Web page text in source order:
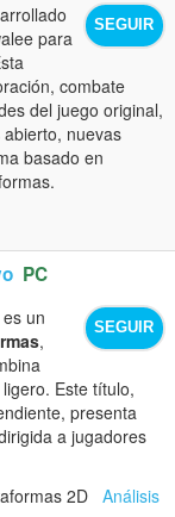
SEGUIR
para
combate
del juego original,
nuevas
basado en
PC
SEGUIR
es un
,
Este título,
presenta
a jugadores
2D Análisis